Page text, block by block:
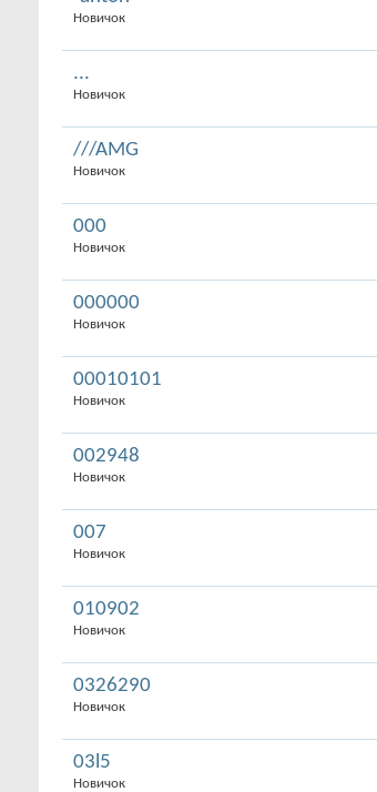
Новичок
...
Новичок
///AMG
Новичок
000
Новичок
000000
Новичок
00010101
Новичок
002948
Новичок
007
Новичок
010902
Новичок
0326290
Новичок
03l5
Новичок